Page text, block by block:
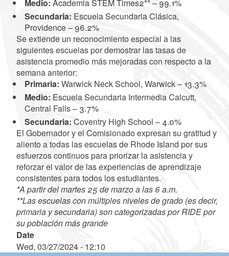
Medio: Academia STEM Times2** – 99.1%
Secundaria: Escuela Secundaria Clásica,
Providence – 96.2%
Se extiende un reconocimiento especial a las
siguientes escuelas por demostrar las tasas de
asistencia promedio más mejoradas con respecto a la
semana anterior:
Primaria: Warwick Neck School, Warwick – 13.3%
Medio: Escuela Secundaria Intermedia Calcutt,
Central Falls – 3.7%
Secundaria: Coventry High School – 4.0%
El Gobernador y el Comisionado expresan su gratitud y
aliento a todas las escuelas de Rhode Island por sus
esfuerzos continuos para priorizar la asistencia y
reforzar el valor de las experiencias de aprendizaje
consistentes para todos los estudiantes.
*A partir del martes 25 de marzo a las 6 a.m.
**Las escuelas con múltiples niveles de grado (es decir,
primaria y secundaria) son categorizadas por RIDE por
su población más grande
Date
Wed, 03/27/2024 - 12:10